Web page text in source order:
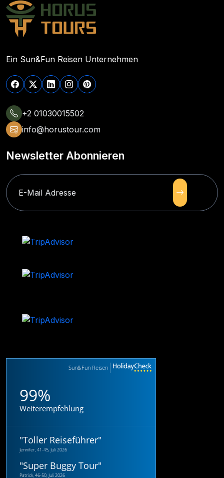
Ein Sun&Fun Reisen Unternehmen
+2 01030015502
info@horustour.com
Newsletter Abonnieren
Sun&Fun Reisen
99%
Weiterempfehlung
"Toller Reiseführer"
Jennifer, 41-45, Juli 2026
"Super Buggy Tour"
Patrick, 46-50, Juli 2026